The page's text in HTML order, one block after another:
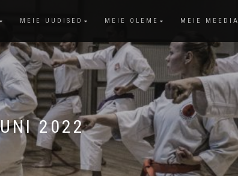
MEIE UUDISED MEIE OLEME MEIE MEEDIA
2022